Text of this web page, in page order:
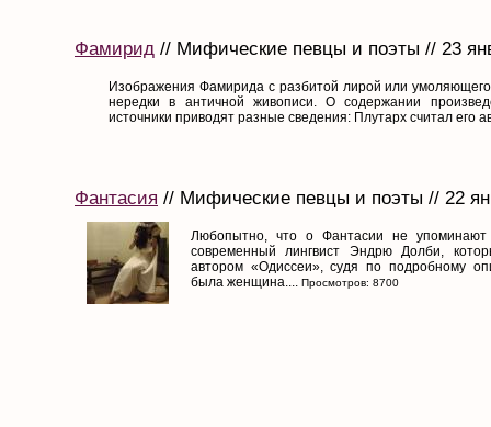
Фамирид // Мифические певцы и поэты // 23
Изображения Фамирида с разбитой лирой или
нередки в античной живописи. О содержании
источники приводят разные сведения: Плутарх считал его
Фантасия // Мифические певцы и поэты // 22
Любопытно, что о Фантасии не
современный лингвист Эндрю Долби,
автором «Одиссеи», судя по подробному
была женщина.... Просмотров: 8700